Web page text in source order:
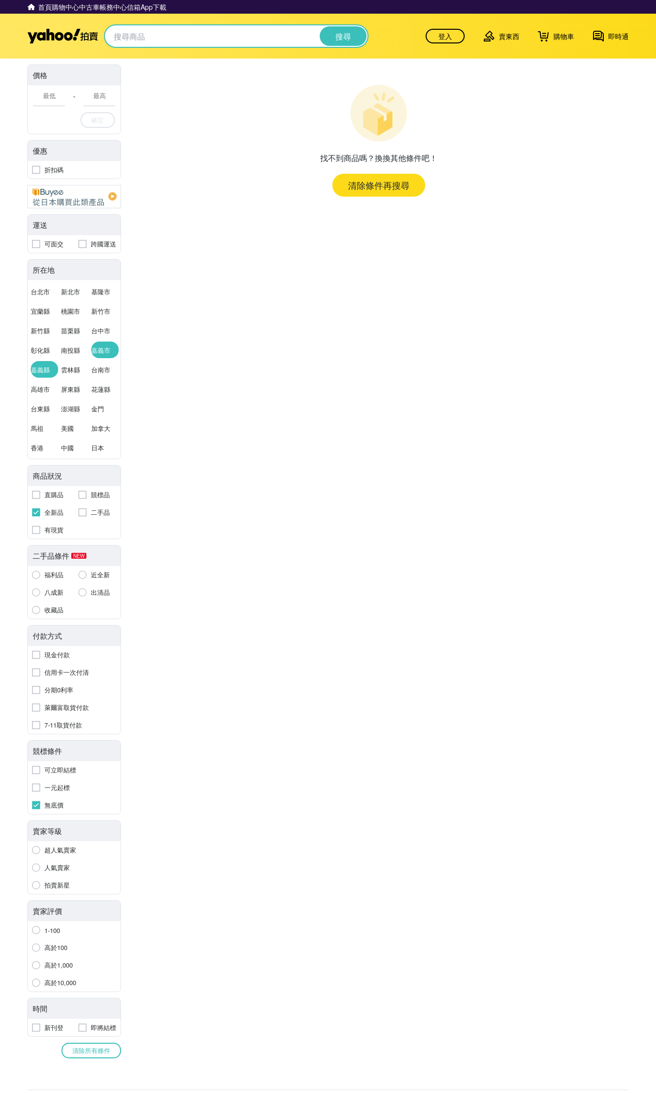
首頁購物中心中古車帳務中心信箱App下載
Yahoo拍賣 搜尋 登入 賣東西 購物車 即時通
價格
-
確定
優惠
折扣碼
運送
可面交 跨國運送
所在地
台北市 新北市 基隆市
宜蘭縣 桃園市 新竹市
新竹縣 苗栗縣 台中市
彰化縣 南投縣 嘉義市
嘉義縣 雲林縣 台南市
高雄市 屏東縣 花蓮縣
台東縣 澎湖縣 金門
馬祖 美國 加拿大
香港 中國 日本
商品狀況
直購品
競標品
全新品
二手品
有現貨
二手品條件 NEW
福利品
近全新
八成新
出清品
收藏品
付款方式
現金付款
信用卡一次付清
分期0利率
萊爾富取貨付款
7-11取貨付款
競標條件
可立即結標
一元起標
無底價
賣家等級
超人氣賣家
人氣賣家
拍賣新星
賣家評價
1-100
高於100
高於1,000
高於10,000
時間
新刊登 即將結標
清除所有條件
找不到商品嗎？換換其他條件吧！
清除條件再搜尋